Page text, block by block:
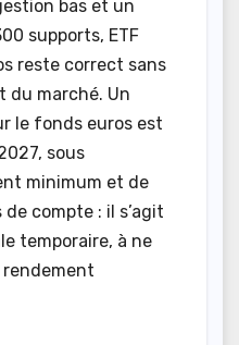
bas et un
supports, ETF
reste correct sans
du marché. Un
le fonds euros est
sous
minimum et de
compte : il s’agit
temporaire, à ne